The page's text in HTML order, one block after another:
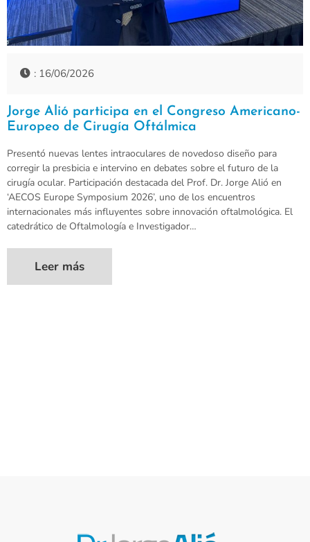
: 16/06/2026
Jorge Alió participa en el Congreso Americano-
Europeo de Cirugía Oftálmica
Presentó nuevas lentes intraoculares de novedoso diseño para
corregir la presbicia e intervino en debates sobre el futuro de la
cirugía ocular. Participación destacada del Prof. Dr. Jorge Alió en
‘AECOS Europe Symposium 2026’, uno de los encuentros
internacionales más influyentes sobre innovación oftalmológica. El
catedrático de Oftalmología e Investigador…
Leer más